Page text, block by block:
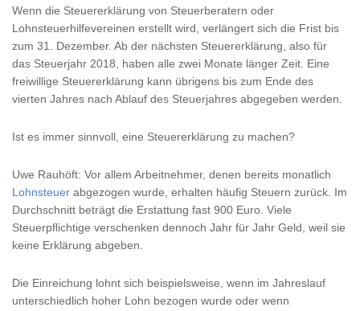
Wenn die Steuererklärung von Steuerberatern oder
Lohnsteuerhilfevereinen erstellt wird, verlängert sich die Frist bis
zum 31. Dezember. Ab der nächsten Steuererklärung, also für
das Steuerjahr 2018, haben alle zwei Monate länger Zeit. Eine
freiwillige Steuererklärung kann übrigens bis zum Ende des
vierten Jahres nach Ablauf des Steuerjahres abgegeben werden.
Ist es immer sinnvoll, eine Steuererklärung zu machen?
Uwe Rauhöft: Vor allem Arbeitnehmer, denen bereits monatlich
Lohnsteuer abgezogen wurde, erhalten häufig Steuern zurück. Im
Durchschnitt beträgt die Erstattung fast 900 Euro. Viele
Steuerpflichtige verschenken dennoch Jahr für Jahr Geld, weil sie
keine Erklärung abgeben.
Die Einreichung lohnt sich beispielsweise, wenn im Jahreslauf
unterschiedlich hoher Lohn bezogen wurde oder wenn